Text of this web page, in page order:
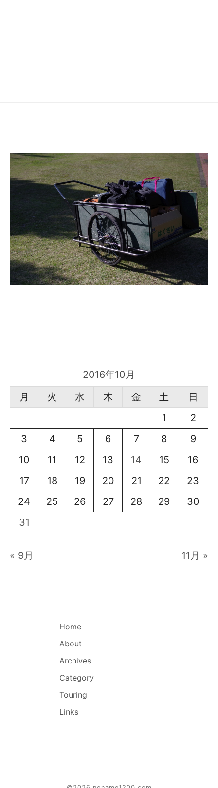
2016年10月
月
火 水 木 金 土
日
1
2
3
4 5 6 7 8
9
10
11 12 13 14 15
16
17
18 19 20 21 22
23
24
25 26 27 28 29
30
31
« 9月 11月 »
Home
About
Archives
Category
Touring
Links